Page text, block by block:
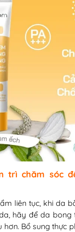
trì chăm sóc
liên tục, khi da
hãy để da bong
hơn. Bổ sung thực